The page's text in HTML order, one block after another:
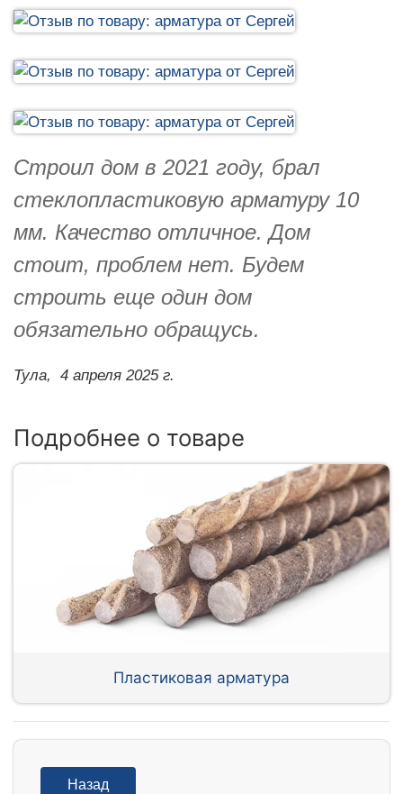
Строил дом в 2021 году, брал
стеклопластиковую арматуру 10
мм. Качество отличное. Дом
стоит, проблем нет. Будем
строить еще один дом
обязательно обращусь.
Тула, 4 апреля 2025 г.
Подробнее о товаре
Пластиковая арматура
Назад